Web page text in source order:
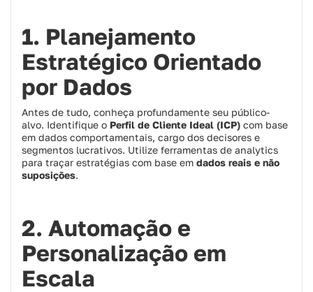
1. Planejamento
Estratégico Orientado
por Dados
Antes de tudo, conheça profundamente seu público-
alvo. Identifique o Perfil de Cliente Ideal (ICP) com base
em dados comportamentais, cargo dos decisores e
segmentos lucrativos. Utilize ferramentas de analytics
para traçar estratégias com base em dados reais e não
suposições.
2. Automação e
Personalização em
Escala